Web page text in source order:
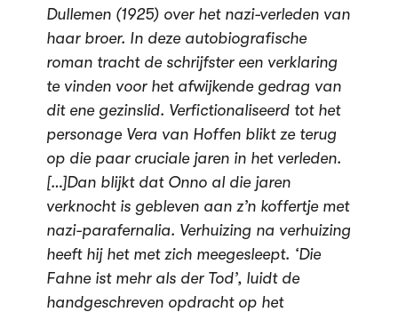
Dullemen (1925) over het nazi-verleden van
haar broer. In deze autobiografische
roman tracht de schrijfster een verklaring
te vinden voor het afwijkende gedrag van
dit ene gezinslid. Verfictionaliseerd tot het
personage Vera van Hoffen blikt ze terug
op die paar cruciale jaren in het verleden.
[…]Dan blijkt dat Onno al die jaren
verknocht is gebleven aan z’n koffertje met
nazi-parafernalia. Verhuizing na verhuizing
heeft hij het met zich meegesleept. ‘Die
Fahne ist mehr als der Tod’, luidt de
handgeschreven opdracht op het